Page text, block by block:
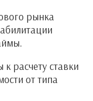
рынка
расчету ставки
от типа